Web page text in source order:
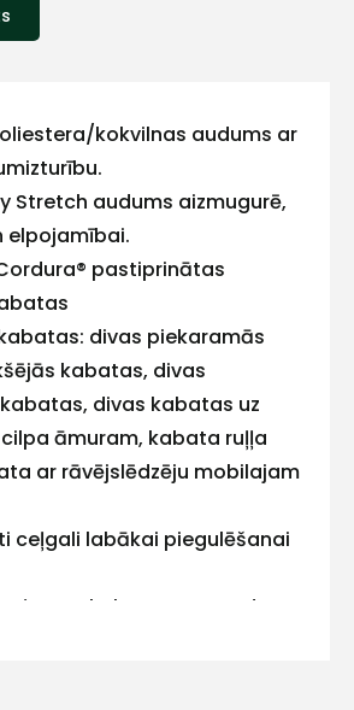
kokvilnas audums ar
Stretch audums aizmugurē,
elpojamībai.
pastiprinātas
divas piekaramās
kabatas, divas
divas kabatas uz
āmuram, kabata ruļļa
ar rāvējslēdzēju mobilajam
ceļgali labākai piegulēšanai
kabatas no Cordura®
Sazinies
ar
mums!
Atbildēsim
ātrāk